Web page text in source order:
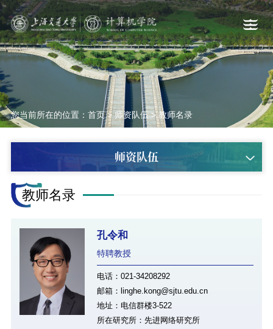
您当前所在的位置： 首页>师资队伍>教师名录
师资队伍
教师名录
孔令和
特聘教授
电话：021-34208292
邮箱：linghe.kong@sjtu.edu.cn
地址：电信群楼3-522
所在研究所：先进网络研究所